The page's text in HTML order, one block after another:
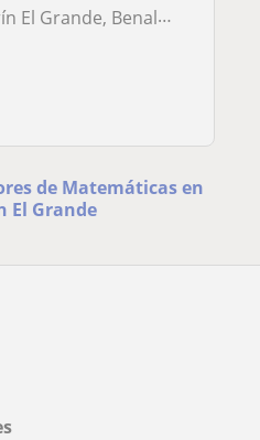
Fuengirola, Mijas
de Matemáticas en
El Grande